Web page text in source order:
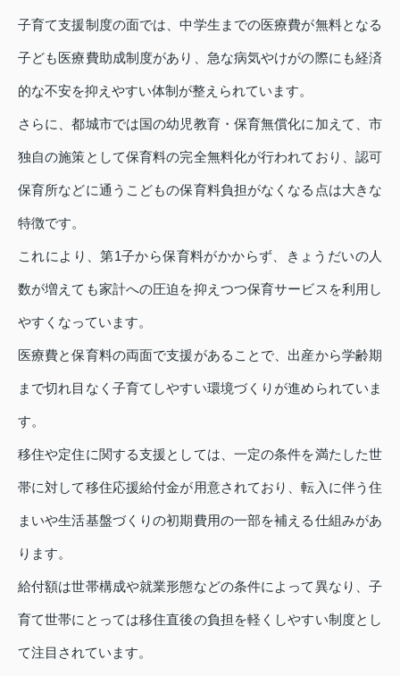
子育て支援制度の面では、中学生までの医療費が無料となる
子ども医療費助成制度があり、急な病気やけがの際にも経済
的な不安を抑えやすい体制が整えられています。
さらに、都城市では国の幼児教育・保育無償化に加えて、市
独自の施策として保育料の完全無料化が行われており、認可
保育所などに通うこどもの保育料負担がなくなる点は大きな
特徴です。
これにより、第1子から保育料がかからず、きょうだいの人
数が増えても家計への圧迫を抑えつつ保育サービスを利用し
やすくなっています。
医療費と保育料の両面で支援があることで、出産から学齢期
まで切れ目なく子育てしやすい環境づくりが進められていま
す。
移住や定住に関する支援としては、一定の条件を満たした世
帯に対して移住応援給付金が用意されており、転入に伴う住
まいや生活基盤づくりの初期費用の一部を補える仕組みがあ
ります。
給付額は世帯構成や就業形態などの条件によって異なり、子
育て世帯にとっては移住直後の負担を軽くしやすい制度とし
て注目されています。